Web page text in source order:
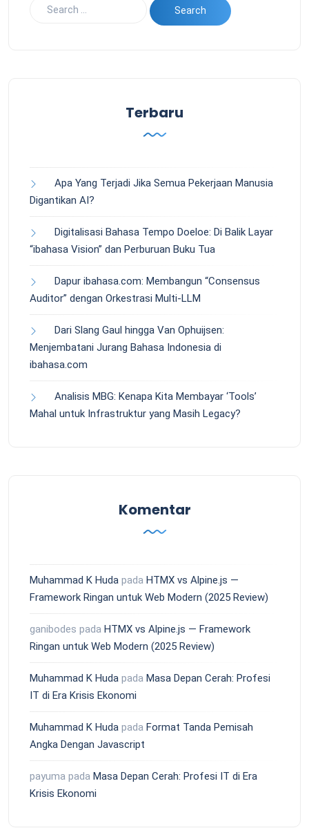
Terbaru
Apa Yang Terjadi Jika Semua Pekerjaan Manusia
Digantikan AI?
Digitalisasi Bahasa Tempo Doeloe: Di Balik Layar
“ibahasa Vision” dan Perburuan Buku Tua
Dapur ibahasa.com: Membangun “Consensus
Auditor” dengan Orkestrasi Multi-LLM
Dari Slang Gaul hingga Van Ophuijsen:
Menjembatani Jurang Bahasa Indonesia di
ibahasa.com
Analisis MBG: Kenapa Kita Membayar ‘Tools’
Mahal untuk Infrastruktur yang Masih Legacy?
Komentar
Muhammad K Huda pada HTMX vs Alpine.js —
Framework Ringan untuk Web Modern (2025 Review)
ganibodes pada HTMX vs Alpine.js — Framework
Ringan untuk Web Modern (2025 Review)
Muhammad K Huda pada Masa Depan Cerah: Profesi
IT di Era Krisis Ekonomi
Muhammad K Huda pada Format Tanda Pemisah
Angka Dengan Javascript
payuma pada Masa Depan Cerah: Profesi IT di Era
Krisis Ekonomi